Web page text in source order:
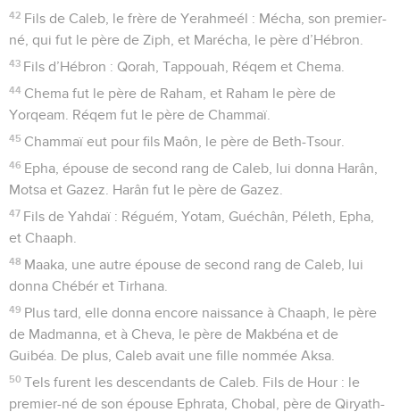
42 Fils de Caleb, le frère de Yerahmeél : Mécha, son premier-
né, qui fut le père de Ziph, et Marécha, le père d’Hébron.
43 Fils d’Hébron : Qorah, Tappouah, Réqem et Chema.
44 Chema fut le père de Raham, et Raham le père de
Yorqeam. Réqem fut le père de Chammaï.
45 Chammaï eut pour fils Maôn, le père de Beth-Tsour.
46 Epha, épouse de second rang de Caleb, lui donna Harân,
Motsa et Gazez. Harân fut le père de Gazez.
47 Fils de Yahdaï : Réguém, Yotam, Guéchân, Péleth, Epha,
et Chaaph.
48 Maaka, une autre épouse de second rang de Caleb, lui
donna Chébér et Tirhana.
49 Plus tard, elle donna encore naissance à Chaaph, le père
de Madmanna, et à Cheva, le père de Makbéna et de
Guibéa. De plus, Caleb avait une fille nommée Aksa.
50 Tels furent les descendants de Caleb. Fils de Hour : le
premier-né de son épouse Ephrata, Chobal, père de Qiryath-